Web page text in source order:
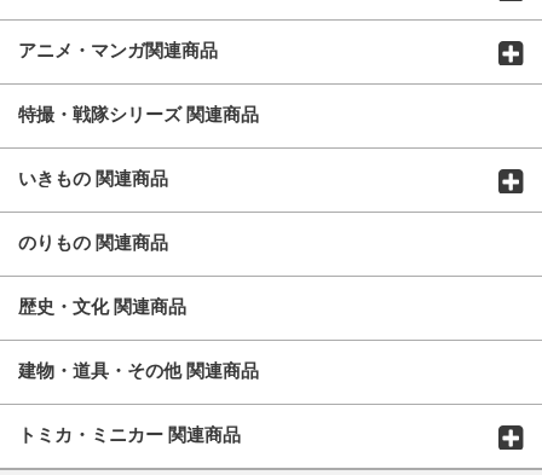
アニメ・マンガ関連商品
特撮・戦隊シリーズ 関連商品
いきもの 関連商品
のりもの 関連商品
歴史・文化 関連商品
建物・道具・その他 関連商品
トミカ・ミニカー 関連商品